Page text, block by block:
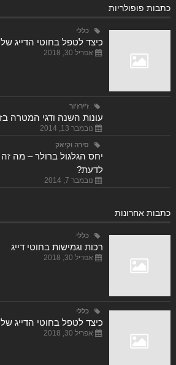
כתבות פופולריות
כללי
כיצד לטפל בחוטי הדייג
אפריל 30, 2018
ז'ירז'ור
עונות השנה ודגי המטרה
נובמבר 13, 2014
סירה וקיאק
יחס הגלגול ברולר – מה
לדעת?
נובמבר 7, 2014
כתבות אחרונות
כללי
רכות וגמישות בחוטי דייג
אפריל 30, 2018
כללי
כיצד לטפל בחוטי הדייג
אפריל 30, 2018